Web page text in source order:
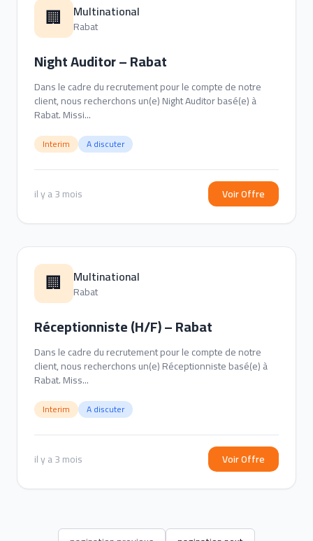
🏢 Multinational
Rabat
Night Auditor – Rabat
Dans le cadre du recrutement pour le compte de notre
client, nous recherchons un(e) Night Auditor basé(e) à
Rabat. Missi...
Interim A discuter
il y a 3 mois Voir Offre
🏢 Multinational
Rabat
Réceptionniste (H/F) – Rabat
Dans le cadre du recrutement pour le compte de notre
client, nous recherchons un(e) Réceptionniste basé(e) à
Rabat. Miss...
Interim A discuter
il y a 3 mois Voir Offre